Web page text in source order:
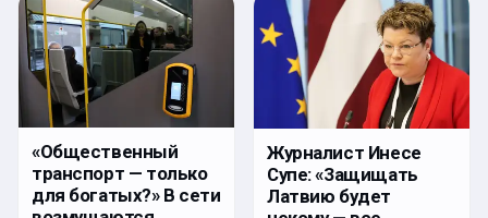
«Общественный
транспорт — только
для богатых?» В сети
Журналист Инесе
Супе: «Защищать
Латвию будет